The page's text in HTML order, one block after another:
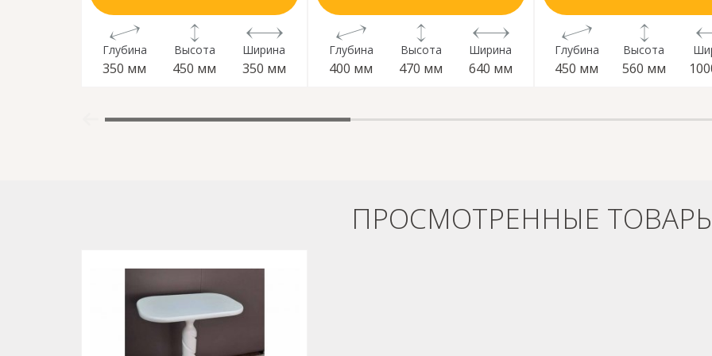
Глубина
350 мм
Высота
450 мм
Ширина
350 мм
Глубина
400 мм
Высота
470 мм
Ширина
640 мм
Глубина
450 мм
Высота
560 мм
ПРОСМОТРЕННЫЕ